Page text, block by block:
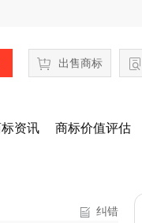
出售商标
资讯 商标价值评估
纠错